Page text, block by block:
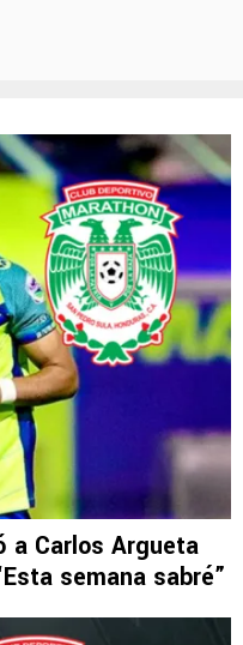
a Carlos Argueta
semana sabré”